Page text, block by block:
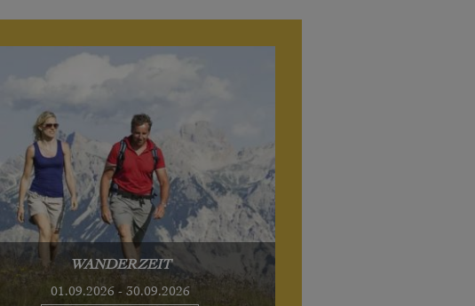
WANDERZEIT
01.09.2026 - 30.09.2026